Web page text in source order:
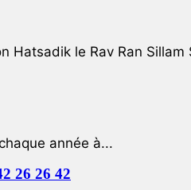
Hatsadik le Rav Ran Sillam
année à...
26 26 42